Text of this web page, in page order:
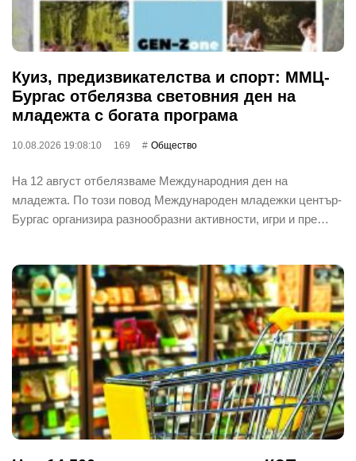
Куиз, предизвикателства и спорт: ММЦ-
Бургас отбелязва световния ден на
младежта с богата програма
10.08.2026 19:08:10 169 Общество
На 12 август отбелязваме Международния ден на
младежта. По този повод Международен младежки център-
Бургас организира разнообразни активности, игри и пре…